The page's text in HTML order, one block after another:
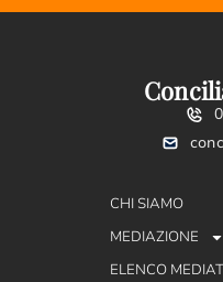
CHI SIAMO
MEDIAZIONE
ELENCO